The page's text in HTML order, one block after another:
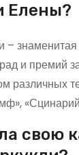
Елены?
–
и премий
различных
свою